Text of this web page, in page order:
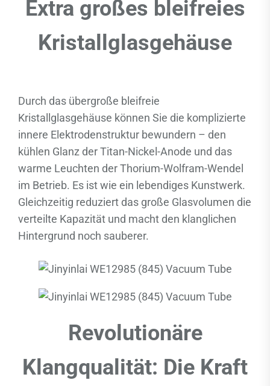
Extra großes bleifreies
Kristallglasgehäuse
Durch das übergroße bleifreie
Kristallglasgehäuse können Sie die komplizierte
innere Elektrodenstruktur bewundern – den
kühlen Glanz der Titan-Nickel-Anode und das
warme Leuchten der Thorium-Wolfram-Wendel
im Betrieb. Es ist wie ein lebendiges Kunstwerk.
Gleichzeitig reduziert das große Glasvolumen die
verteilte Kapazität und macht den klanglichen
Hintergrund noch sauberer.
Revolutionäre
Klangqualität: Die Kraft